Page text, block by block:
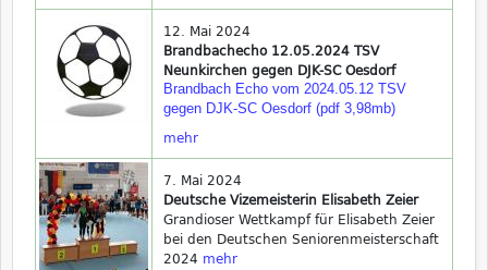
12. Mai 2024
Brandbachecho 12.05.2024 TSV
Neunkirchen gegen DJK-SC Oesdorf
Brandbach Echo vom 2024.05.12 TSV
gegen DJK-SC Oesdorf (pdf 3,98mb)
mehr
7. Mai 2024
Deutsche Vizemeisterin Elisabeth Zeier
Grandioser Wettkampf für Elisabeth Zeier
bei den Deutschen Seniorenmeisterschaft
2024 mehr